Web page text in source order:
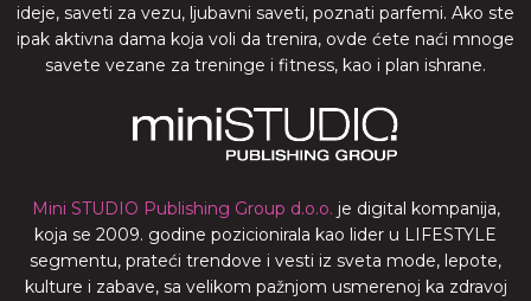
ideje, saveti za vezu, ljubavni saveti, poznati parfemi. Ako ste
ipak aktivna dama koja voli da trenira, ovde ćete naći mnoge
savete vezane za treninge i fitness, kao i plan ishrane.
Mini STUDIO Publishing Group d.o.o. je digital kompanija,
koja se 2009. godine pozicionirala kao lider u LIFESTYLE
segmentu, prateći trendove i vesti iz sveta mode, lepote,
kulture i zabave, sa velikom pažnjom usmerenoj ka zdravoj